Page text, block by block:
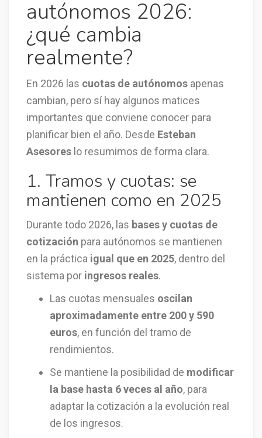
autónomos 2026:
¿qué cambia
realmente?
En 2026 las cuotas de autónomos apenas
cambian, pero sí hay algunos matices
importantes que conviene conocer para
planificar bien el año. Desde Esteban
Asesores lo resumimos de forma clara.
1. Tramos y cuotas: se
mantienen como en 2025
Durante todo 2026, las bases y cuotas de
cotización para autónomos se mantienen
en la práctica igual que en 2025, dentro del
sistema por ingresos reales.
Las cuotas mensuales oscilan
aproximadamente entre 200 y 590
euros, en función del tramo de
rendimientos.
Se mantiene la posibilidad de modificar
la base hasta 6 veces al año, para
adaptar la cotización a la evolución real
de los ingresos.